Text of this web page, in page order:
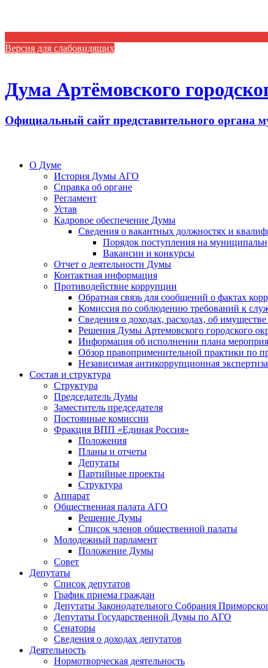
Версия для слабовидящих
Дума Артёмовского
Официальный сайт представительного органа
О Думе
История Думы АГО
Справка об органе
Регламент
Устав
Кадровое обеспечение Думы
Сведения о вакантных должностях и
Порядок поступления на
Вакансии и конкурсы
Отчет о деятельности Думы
Контактная информация
Противодействие коррупции
Обратная связь для сообщений о фактах
Комиссия по соблюдению требований к
Сведения о доходах, расходах, об
Решения Думы Артемовского городского
Информация об исполнении плана
Обзор правоприменительной практики по
Независимая антикоррупционная экспертиза
Состав и структура
Структура
Председатель Думы
Заместитель председателя
Постоянные комиссии
Фракция ВПП «Единая Россия»
Положения
Планы и отчеты
Депутаты
Партийные проекты
Структура
Аппарат
Общественная палата АГО
Решение Думы
Список членов общественной палаты
Молодежный парламент
Положение Думы
Совет
Депутаты
Список депутатов
График приема граждан
Депутаты Законодательного Собрания
Депутаты Государственной Думы по АГО
Сенаторы
Сведения о доходах депутатов
Деятельность
Нормотворческая деятельность